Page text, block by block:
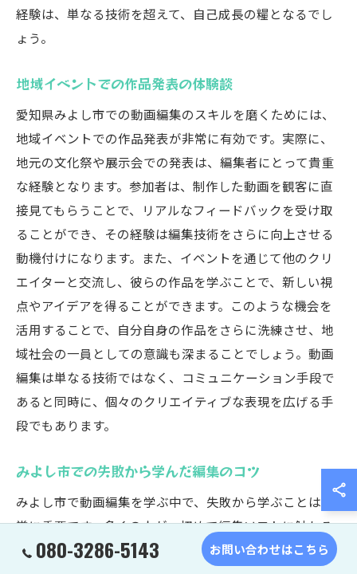
経験は、単なる技術を超えて、自己成長の糧となるでし
ょう。
地域イベントでの作品発表の体験談
愛知県みよし市での動画編集のスキルを磨くためには、
地域イベントでの作品発表が非常に有効です。実際に、
地元の文化祭や展示会での発表は、編集者にとって貴重
な経験となります。参加者は、制作した動画を観客に直
接見てもらうことで、リアルなフィードバックを受け取
ることができ、その経験は編集技術をさらに向上させる
動機付けになります。また、イベントを通じて他のクリ
エイターと交流し、彼らの作品を学ぶことで、新しい視
点やアイデアを得ることができます。このような機会を
活用することで、自分自身の作品をさらに洗練させ、地
域社会の一員としての意識も深まることでしょう。動画
編集は単なる技術ではなく、コミュニケーション手段で
あると同時に、個々のクリエイティブな表現を広げる手
段でもあります。
みよし市での失敗から学んだ編集のコツ
みよし市で動画編集を学ぶ中で、失敗から学ぶことは非
常に重要です。多くの人が、初めて編集ソフトに触れる
際に、思うように編集が進まないことがあります。しか
080-3286-5143 お問い合わせはこちら